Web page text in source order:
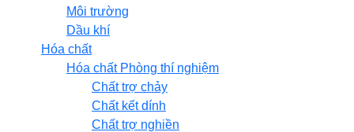
Môi trường
Dầu khí
Hóa chất
Hóa chất Phòng thí nghiệm
Chất trợ chảy
Chất kết dính
Chất trợ nghiền